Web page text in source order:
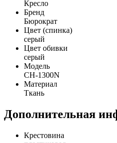
Кресло
Бренд
Бюрократ
Цвет (спинка)
серый
Цвет обивки
серый
Модель
CH-1300N
Материал
Ткань
Дополнительная
Крестовина